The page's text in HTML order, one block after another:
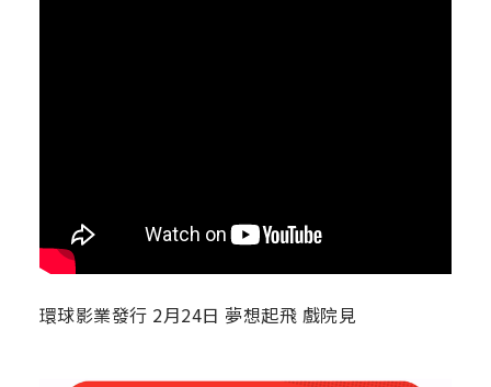
環球影業發行 2月24日 夢想起飛 戲院見